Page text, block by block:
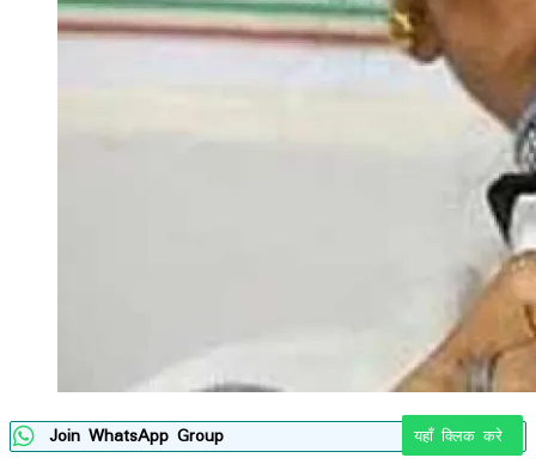
Join WhatsApp Group यहाँ क्लिक करे